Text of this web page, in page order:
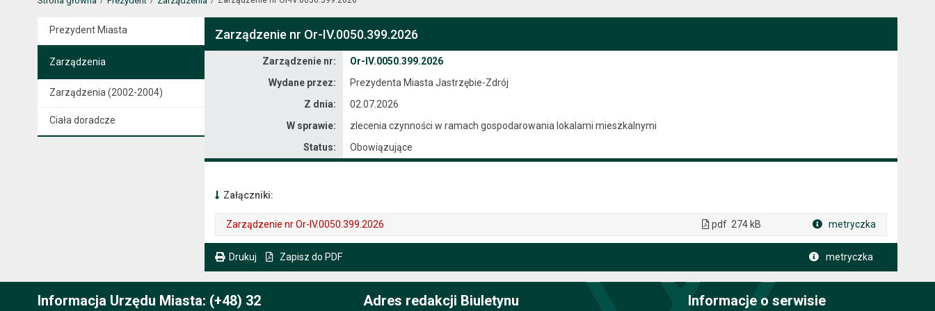
Prezydent Miasta
Zarządzenia
Zarządzenia (2002-2004)
Ciała doradcze
Zarządzenie nr Or-IV.0050.399.2026
Zarządzenie nr:
Or-IV.0050.399.2026
Wydane przez:
Prezydenta Miasta Jastrzębie-Zdrój
Z dnia:
02.07.2026
W sprawie:
zlecenia czynności w ramach gospodarowania lokalami mieszkalnymi
Status:
Obowiązujące
Załączniki:
Zarządzenie nr Or-IV.0050.399.2026 pdf 274 kB metryczka
Drukuj Zapisz do PDF metryczka
Informacja Urzędu Miasta: (+48) 32
Adres redakcji Biuletynu Informacje o serwisie